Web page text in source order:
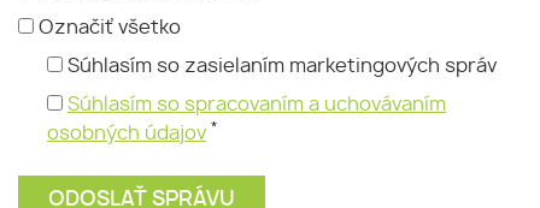
Označiť všetko
Súhlasím so zasielaním marketingových správ
Súhlasím so spracovaním a uchovávaním
osobných údajov *